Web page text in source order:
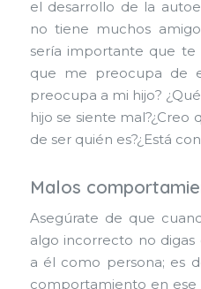
el desarrollo de la
no tiene muchos
sería importante que te
que me preocupa de
preocupa a mi hijo?
hijo se siente mal?¿Creo
de ser quién es?¿Está
Malos
Asegúrate de que
algo incorrecto no digas
a él como persona; es
comportamiento en